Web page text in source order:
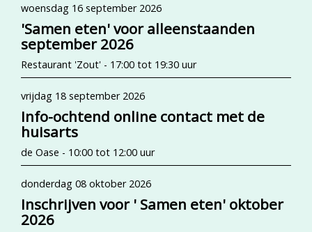
woensdag 16 september 2026
'Samen eten' voor alleenstaanden
september 2026
Restaurant 'Zout' - 17:00 tot 19:30 uur
vrijdag 18 september 2026
Info-ochtend online contact met de
huisarts
de Oase - 10:00 tot 12:00 uur
donderdag 08 oktober 2026
Inschrijven voor ' Samen eten' oktober
2026